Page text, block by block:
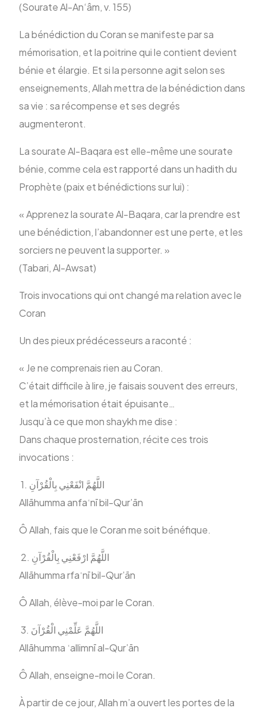
(Sourate Al-An‘âm, v. 155)
La bénédiction du Coran se manifeste par sa
mémorisation, et la poitrine qui le contient devient
bénie et élargie. Et si la personne agit selon ses
enseignements, Allah mettra de la bénédiction dans
sa vie : sa récompense et ses degrés
augmenteront.
La sourate Al-Baqara est elle-même une sourate
bénie, comme cela est rapporté dans un hadith du
Prophète (paix et bénédictions sur lui) :
« Apprenez la sourate Al-Baqara, car la prendre est
une bénédiction, l’abandonner est une perte, et les
sorciers ne peuvent la supporter. »
(Tabari, Al-Awsat)
Trois invocations qui ont changé ma relation avec le
Coran
Un des pieux prédécesseurs a raconté :
« Je ne comprenais rien au Coran.
C’était difficile à lire, je faisais souvent des erreurs,
et la mémorisation était épuisante…
Jusqu’à ce que mon shaykh me dise :
Dans chaque prosternation, récite ces trois
invocations :
‎ 1. اللَّهُمَّ انْفَعْنِي بِالْقُرْآنِ
Allāhumma anfaʿnī bil-Qur’ān
Ô Allah, fais que le Coran me soit bénéfique.
‎ 2. اللَّهُمَّ ارْفَعْنِي بِالْقُرْآنِ
Allāhumma rfaʿnī bil-Qur’ān
Ô Allah, élève-moi par le Coran.
‎ 3. اللَّهُمَّ عَلِّمْنِي الْقُرْآنَ
Allāhumma ʿallimnī al-Qur’ān
Ô Allah, enseigne-moi le Coran.
À partir de ce jour, Allah m’a ouvert les portes de la